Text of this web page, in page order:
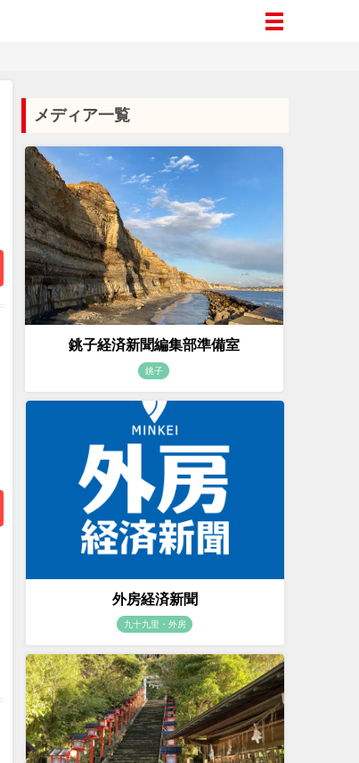
メディア一覧
銚子経済新聞編集部準備室
銚子
外房経済新聞
九十九里・外房